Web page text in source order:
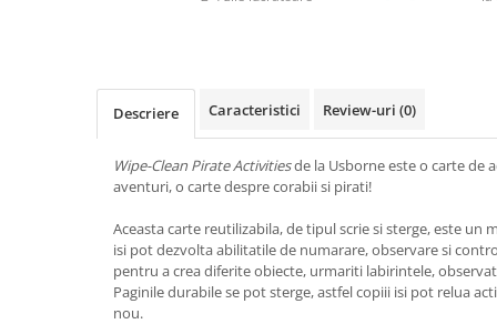
Descriere Caracteristici Review-uri (0)
Wipe-Clean Pirate Activitiesde la Usborne este o carte de
aventuri, o carte despre corabii si pirati!
Aceasta carte reutilizabila, de tipul scrie si sterge, este un
isi pot dezvolta abilitatile de numarare, observare si
pentru a crea diferite obiecte, urmariti labirintele,
Paginile durabile se pot sterge, astfel copiii isi pot relua
nou.